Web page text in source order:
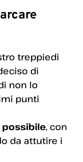
treppiedi
di
non lo
punti
, con
da attutire i